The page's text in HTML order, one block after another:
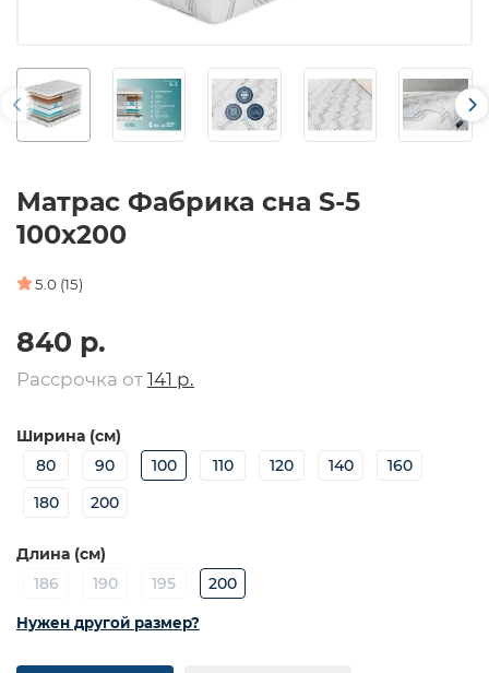
Матрас Фабрика сна S-5
100х200
5.0 (15)
840 р.
Рассрочка от 141 р.
Ширина (см)
80
90 100 110 120 140
160
180
200
Длина (см)
186
190 195 200
Нужен другой размер?